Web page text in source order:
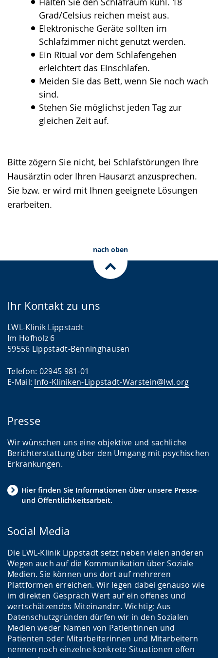
Grad/Celsius reichen meist aus.
Elektronische Geräte sollten im
Schlafzimmer nicht genutzt werden.
Ein Ritual vor dem Schlafengehen
erleichtert das Einschlafen.
Meiden Sie das Bett, wenn Sie noch wach
sind.
Stehen Sie möglichst jeden Tag zur
gleichen Zeit auf.
Bitte zögern Sie nicht, bei Schlafstörungen Ihre
Hausärztin oder Ihren Hausarzt anzusprechen.
Sie bzw. er wird mit Ihnen geeignete Lösungen
erarbeiten.
nach oben
Ihr Kontakt zu uns
LWL-Klinik Lippstadt
Im Hofholz 6
59556 Lippstadt-Benninghausen
Telefon: 02945 981-01
E-Mail: Info-Kliniken-Lippstadt-Warstein@lwl.org
Presse
Wir wünschen uns eine objektive und sachliche
Berichterstattung über den Umgang mit psychischen
Erkrankungen.
Hier finden Sie Informationen über unsere Presse-
und Öffentlichkeitsarbeit.
Social Media
Die LWL-Klinik Lippstadt setzt neben vielen anderen
Wegen auch auf die Kommunikation über Soziale
Medien. Sie können uns dort auf mehreren
Plattformen erreichen. Wir legen dabei genauso wie
im direkten Gespräch Wert auf ein offenes und
wertschätzendes Miteinander. Wichtig: Aus
Datenschutzgründen dürfen wir in den Sozialen
Medien weder Namen von Patientinnen und
Patienten oder Mitarbeiterinnen und Mitarbeitern
nennen noch einzelne konkrete Situationen offen